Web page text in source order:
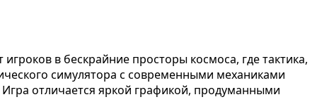
в бескрайние просторы космоса, где тактика,
симулятора с современными механиками
отличается яркой графикой, продуманными